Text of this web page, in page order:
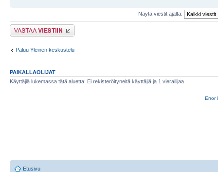
Näytä viestit ajalta:
Lähetä vastaus
Paluu Yleinen keskustelu
PAIKALLAOLIJAT
Käyttäjiä lukemassa tätä aluetta: Ei rekisteröityneitä käyttäjiä ja 1 vierailijaa
Error
Etusivu